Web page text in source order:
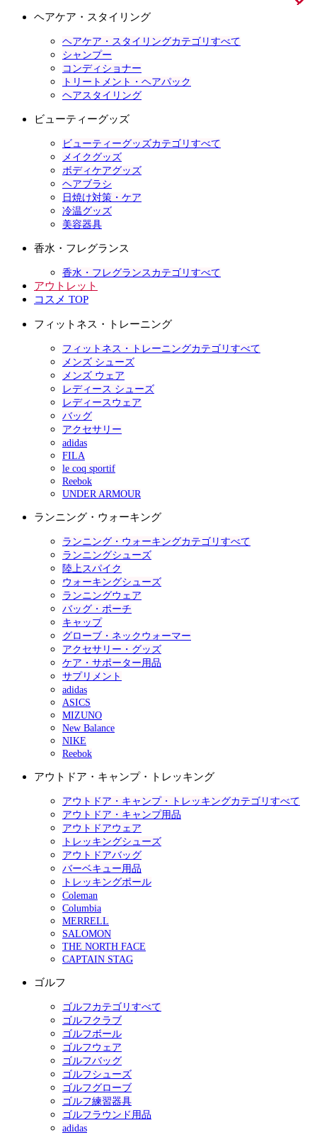
ヘアケア・スタイリング
ヘアケア・スタイリングカテゴリすべて
シャンプー
コンディショナー
トリートメント・ヘアパック
ヘアスタイリング
ビューティーグッズ
ビューティーグッズカテゴリすべて
メイクグッズ
ボディケアグッズ
ヘアブラシ
日焼け対策・ケア
冷温グッズ
美容器具
香水・フレグランス
香水・フレグランスカテゴリすべて
アウトレット
コスメ TOP
フィットネス・トレーニング
フィットネス・トレーニングカテゴリすべて
メンズ シューズ
メンズ ウェア
レディース シューズ
レディースウェア
バッグ
アクセサリー
adidas
FILA
le coq sportif
Reebok
UNDER ARMOUR
ランニング・ウォーキング
ランニング・ウォーキングカテゴリすべて
ランニングシューズ
陸上スパイク
ウォーキングシューズ
ランニングウェア
バッグ・ポーチ
キャップ
グローブ・ネックウォーマー
アクセサリー・グッズ
ケア・サポーター用品
サプリメント
adidas
ASICS
MIZUNO
New Balance
NIKE
Reebok
アウトドア・キャンプ・トレッキング
アウトドア・キャンプ・トレッキングカテゴリすべて
アウトドア・キャンプ用品
アウトドアウェア
トレッキングシューズ
アウトドアバッグ
バーベキュー用品
トレッキングポール
Coleman
Columbia
MERRELL
SALOMON
THE NORTH FACE
CAPTAIN STAG
ゴルフ
ゴルフカテゴリすべて
ゴルフクラブ
ゴルフボール
ゴルフウェア
ゴルフバッグ
ゴルフシューズ
ゴルフグローブ
ゴルフ練習器具
ゴルフラウンド用品
adidas